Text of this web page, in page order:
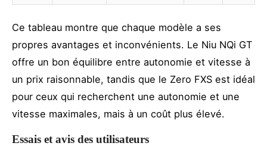
Ce tableau montre que chaque modèle a ses
propres avantages et inconvénients. Le Niu NQi GT
offre un bon équilibre entre autonomie et vitesse à
un prix raisonnable, tandis que le Zero FXS est idéal
pour ceux qui recherchent une autonomie et une
vitesse maximales, mais à un coût plus élevé.
Essais et avis des utilisateurs